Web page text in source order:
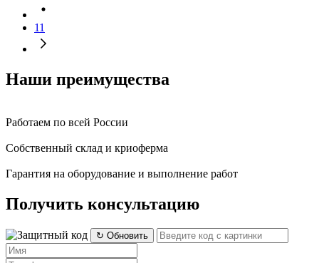
11
Наши преимущества
Работаем по всей России
Собственный склад и криоферма
Гарантия на оборудование и выполнение работ
Получить консультацию
↻ Обновить